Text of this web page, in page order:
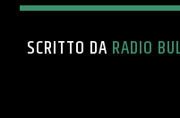
SCRITTO DA RADIO